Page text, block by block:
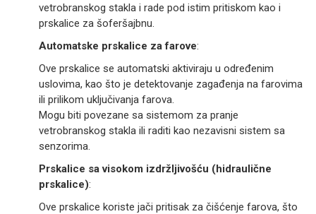
vetrobranskog stakla i rade pod istim pritiskom kao i
prskalice za šoferšajbnu.
Automatske prskalice za farove:
Ove prskalice se automatski aktiviraju u određenim
uslovima, kao što je detektovanje zagađenja na farovima
ili prilikom uključivanja farova.
Mogu biti povezane sa sistemom za pranje
vetrobranskog stakla ili raditi kao nezavisni sistem sa
senzorima.
Prskalice sa visokom izdržljivošću (hidraulične
prskalice):
Ove prskalice koriste jači pritisak za čišćenje farova, što